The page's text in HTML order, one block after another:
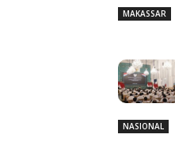
MAKASSAR
NASIONAL